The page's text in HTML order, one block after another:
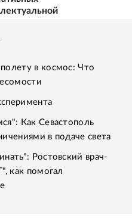
в космос: Что
Как Севастополь
в подаче света
Ростовский врач-
как помогал